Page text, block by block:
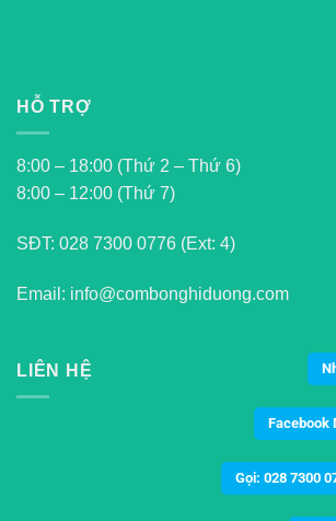
HỖ TRỢ
8:00 – 18:00 (Thứ 2 – Thứ 6)
8:00 – 12:00 (Thứ 7)
SĐT: 028 7300 0776 (Ext: 4)
Email: info@combonghiduong.com
LIÊN HỆ
Facebook
Gọi: 028 7300